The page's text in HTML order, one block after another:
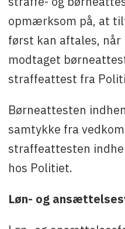
opmærksom på, at
først kan aftales, når
modtaget
straffeattest fra
Børneattesten
samtykke fra
straffeattesten
hos Politiet.
Løn- og